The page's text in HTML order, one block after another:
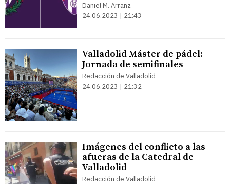
Daniel M. Arranz
24.06.2023 | 21:43
Valladolid Máster de pádel:
Jornada de semifinales
Redacción de Valladolid
24.06.2023 | 21:32
Imágenes del conflicto a las
afueras de la Catedral de
Valladolid
Redacción de Valladolid